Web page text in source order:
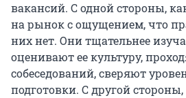
вакансий. С одной стороны,
на рынок с ощущением, что
них нет. Они тщательнее
оценивают ее культуру,
собеседований, сверяют
подготовки. С другой